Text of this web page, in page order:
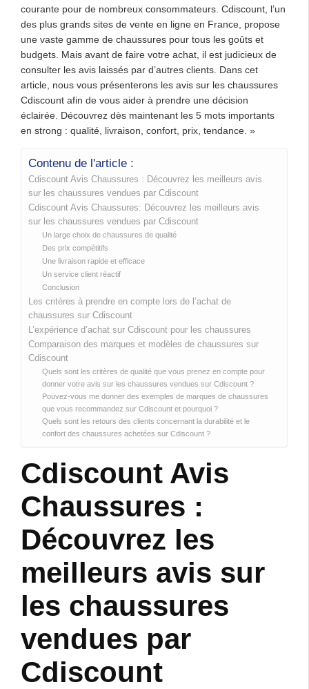
courante pour de nombreux consommateurs. Cdiscount, l’un
des plus grands sites de vente en ligne en France, propose
une vaste gamme de chaussures pour tous les goûts et
budgets. Mais avant de faire votre achat, il est judicieux de
consulter les avis laissés par d’autres clients. Dans cet
article, nous vous présenterons les avis sur les chaussures
Cdiscount afin de vous aider à prendre une décision
éclairée. Découvrez dès maintenant les 5 mots importants
en strong : qualité, livraison, confort, prix, tendance. »
Contenu de l'article :
Cdiscount Avis Chaussures : Découvrez les meilleurs avis
sur les chaussures vendues par Cdiscount
Cdiscount Avis Chaussures: Découvrez les meilleurs avis
sur les chaussures vendues par Cdiscount
Un large choix de chaussures de qualité
Des prix compétitifs
Une livraison rapide et efficace
Un service client réactif
Conclusion
Les critères à prendre en compte lors de l’achat de
chaussures sur Cdiscount
L’expérience d’achat sur Cdiscount pour les chaussures
Comparaison des marques et modèles de chaussures sur
Cdiscount
Quels sont les critères de qualité que vous prenez en compte pour
donner votre avis sur les chaussures vendues sur Cdiscount ?
Pouvez-vous me donner des exemples de marques de chaussures
que vous recommandez sur Cdiscount et pourquoi ?
Quels sont les retours des clients concernant la durabilité et le
confort des chaussures achetées sur Cdiscount ?
Cdiscount Avis
Chaussures :
Découvrez les
meilleurs avis sur
les chaussures
vendues par
Cdiscount